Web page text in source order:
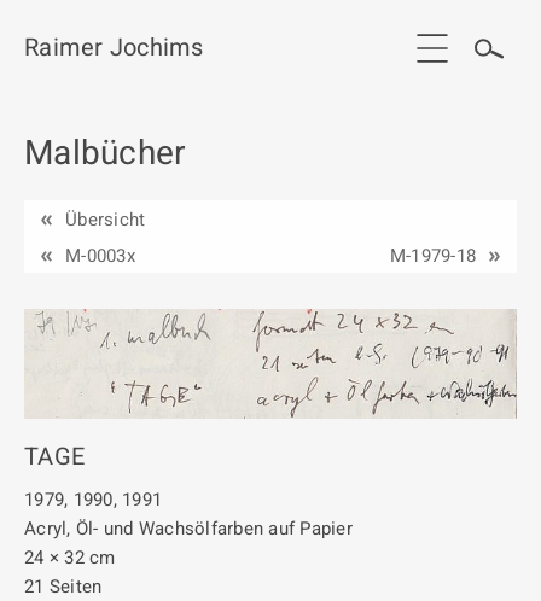
Start
Werkgruppen / Work groups
Ausstellungen
Publikationen
Kontakt
Raimer Jochims
Malbücher
Übersicht
M-0003x
M-1979-18
TAGE
1979, 1990, 1991
Acryl, Öl- und Wachsölfarben auf Papier
24 × 32 cm
21 Seiten